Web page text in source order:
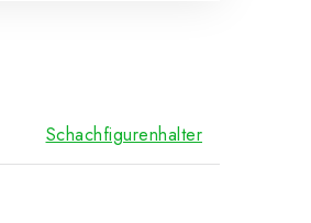
Schachfigurenhalter